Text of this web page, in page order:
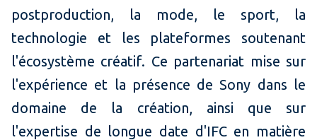
postproduction, la mode, le sport, la
technologie et les plateformes soutenant
l'écosystème créatif. Ce partenariat mise sur
l'expérience et la présence de Sony dans le
domaine de la création, ainsi que sur
l'expertise de longue date d'IFC en matière